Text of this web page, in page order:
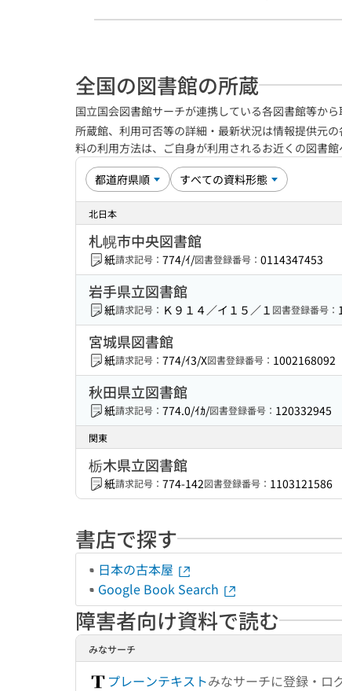
全国の図書館の所蔵
国立国会図書館サーチが連携している各図書館等から
所蔵館、利用可否等の詳細・最新状況は情報提供元
料の利用方法は、ご自身が利用されるお近くの図書
北日本
札幌市中央図書館
紙請求記号： 774/ｲ/図書登録番号： 0114347453
岩手県立図書館
紙請求記号： Ｋ９１４／イ１５／１ 図書登録番号：
宮城県図書館
紙請求記号： 774/ｲ3/X図書登録番号： 1002168092
秋田県立図書館
紙請求記号： 774.0/ｲｶ/図書登録番号： 120332945
関東
栃木県立図書館
紙請求記号： 774-142図書登録番号： 1103121586
書店で探す
日本の古本屋
Google Book Search
障害者向け資料で読む
みなサーチ
プレーンテキストみなサーチに登録・ロ